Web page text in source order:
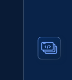
count, Main
eCommerce